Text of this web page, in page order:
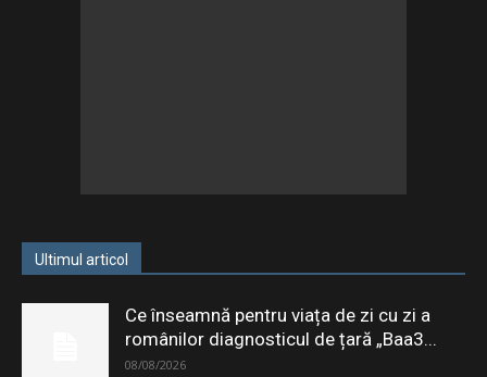
Ultimul articol
Ce înseamnă pentru viața de zi cu zi a
românilor diagnosticul de țară „Baa3...
08/08/2026